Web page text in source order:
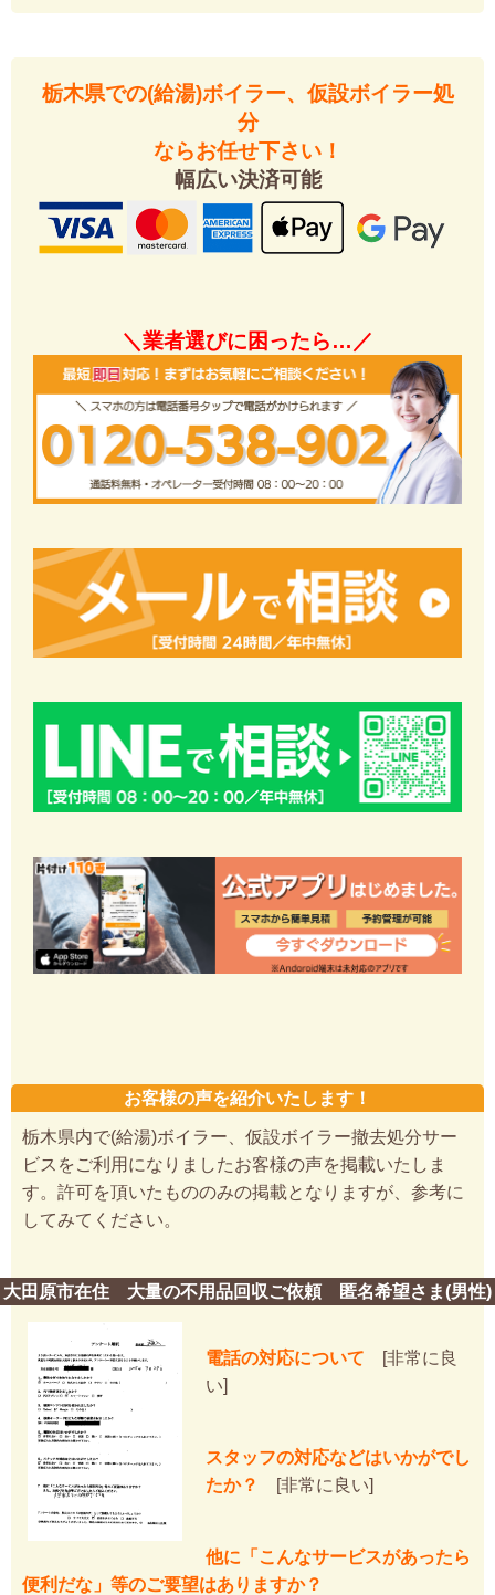
栃木県での(給湯)ボイラー、仮設ボイラー処
分
ならお任せ下さい！
幅広い決済可能
＼業者選びに困ったら…／
お客様の声を紹介いたします！
栃木県内で(給湯)ボイラー、仮設ボイラー撤去処分サー
ビスをご利用になりましたお客様の声を掲載いたしま
す。許可を頂いたもののみの掲載となりますが、参考に
してみてください。
大田原市在住 大量の不用品回収ご依頼 匿名希望さま(男性)
電話の対応について [非常に良
い]
スタッフの対応などはいかがでし
たか？
[非常に良い]
他に「こんなサービスがあったら
便利だな」等のご要望はありますか？